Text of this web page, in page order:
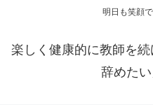
明日も笑顔
楽しく健康的に教師を
辞めた